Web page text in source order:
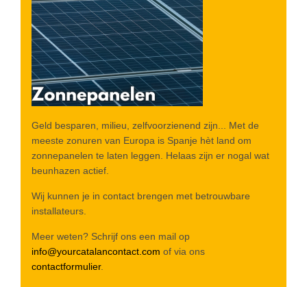
Geld besparen, milieu, zelfvoorzienend zijn... Met de
meeste zonuren van Europa is Spanje hèt land om
zonnepanelen te laten leggen. Helaas zijn er nogal wat
beunhazen actief.
Wij kunnen je in contact brengen met betrouwbare
installateurs.
Meer weten? Schrijf ons een mail op
info@yourcatalancontact.com of via ons
contactformulier.